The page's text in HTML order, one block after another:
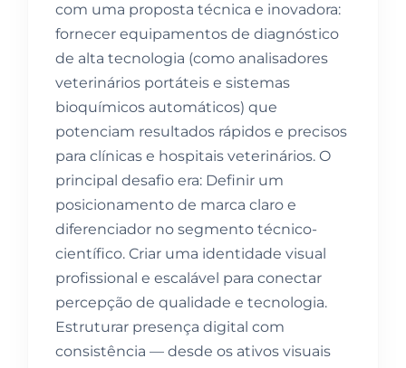
com uma proposta técnica e inovadora:
fornecer equipamentos de diagnóstico
de alta tecnologia (como analisadores
veterinários portáteis e sistemas
bioquímicos automáticos) que
potenciam resultados rápidos e precisos
para clínicas e hospitais veterinários. O
principal desafio era: Definir um
posicionamento de marca claro e
diferenciador no segmento técnico-
científico. Criar uma identidade visual
profissional e escalável para conectar
percepção de qualidade e tecnologia.
Estruturar presença digital com
consistência — desde os ativos visuais